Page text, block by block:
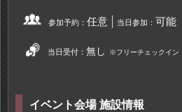
参加予約： 任意 当日参加： 可能
当日受付：無し ※フリーチェックイン
イベント会場 施設情報